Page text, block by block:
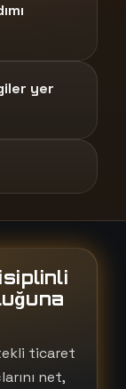
yer
ticaret
net,